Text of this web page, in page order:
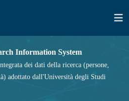
Information System
dei dati della ricerca (persone,
adottato dall'Università degli Studi